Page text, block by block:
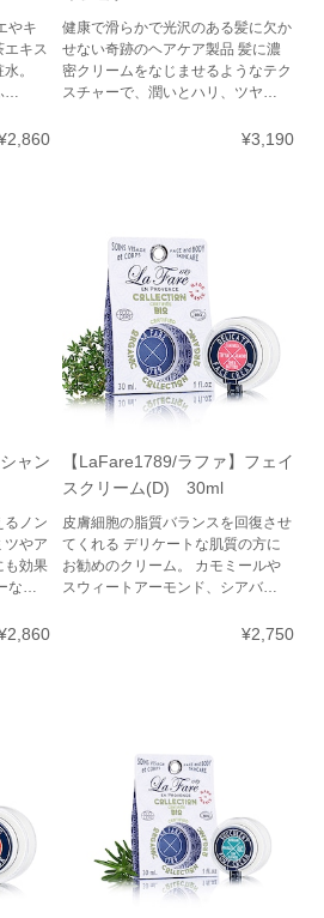
やキ
エキス
。
…
健康で滑らかで光沢のある髪に欠か
せない奇跡のヘアケア製品 髪に濃
密クリームをなじませるようなテク
スチャーで、潤いとハリ、ツヤ…
¥3,190
ャン
るノン
ツやア
も効果
な…
【LaFare1789/ラファ】フェイ
スクリーム(D) 30ml
皮膚細胞の脂質バランスを回復させ
てくれる デリケートな肌質の方に
お勧めのクリーム。 カモミールや
スウィートアーモンド、シアバ…
¥2,750